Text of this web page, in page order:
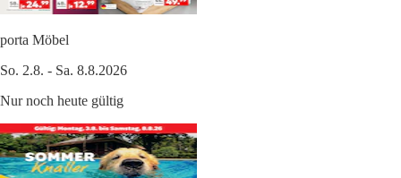
porta Möbel
So. 2.8. - Sa. 8.8.2026
Nur noch heute gültig